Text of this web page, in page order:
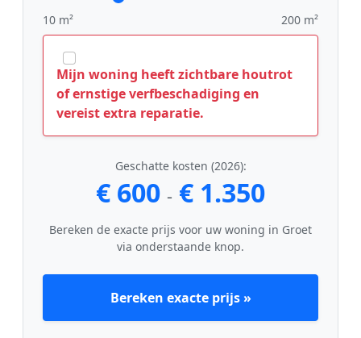
10 m² 200 m²
Mijn woning heeft zichtbare houtrot
of ernstige verfbeschadiging en
vereist extra reparatie.
Geschatte kosten (2026):
€ 600 - € 1.350
Bereken de exacte prijs voor uw woning in Groet
via onderstaande knop.
Bereken exacte prijs »